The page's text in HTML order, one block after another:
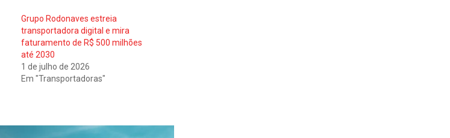
Grupo Rodonaves estreia
transportadora digital e mira
faturamento de R$ 500 milhões
até 2030
1 de julho de 2026
Em "Transportadoras"